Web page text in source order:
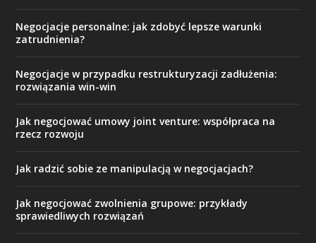
Negocjacje personalne: jak zdobyć lepsze warunki
zatrudnienia?
Negocjacje w przypadku restrukturyzacji zadłużenia:
rozwiązania win-win
Jak negocjować umowy joint venture: współpraca na
rzecz rozwoju
Jak radzić sobie ze manipulacją w negocjacjach?
Jak negocjować zwolnienia grupowe: przykłady
sprawiedliwych rozwiązań